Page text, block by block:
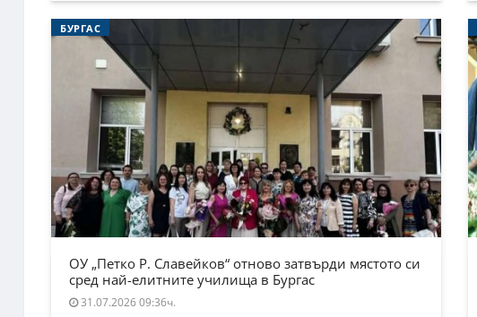
БУРГАС
ОУ „Петко Р. Славейков“ отново затвърди мястото си
сред най-елитните училища в Бургас
31.07.2026 09:36ч.